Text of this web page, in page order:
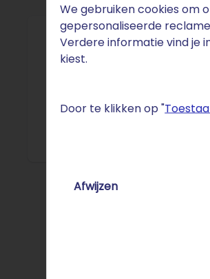
We gebruiken cookies om
gepersonaliseerde
Verdere informatie vind je
kiest.
Door te klikken op "
Afwijzen